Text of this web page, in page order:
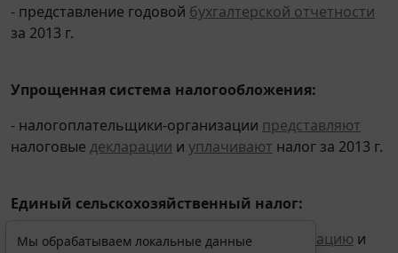
- представление годовой бухгалтерской отчетности
за 2013 г.
Упрощенная система налогообложения:
- налогоплательщики-организации представляют
налоговые декларации и уплачивают налог за 2013 г.
Единый сельскохозяйственный налог:
- налогоплательщикипредставляют декларацию и
Мы обрабатываем локальные данные